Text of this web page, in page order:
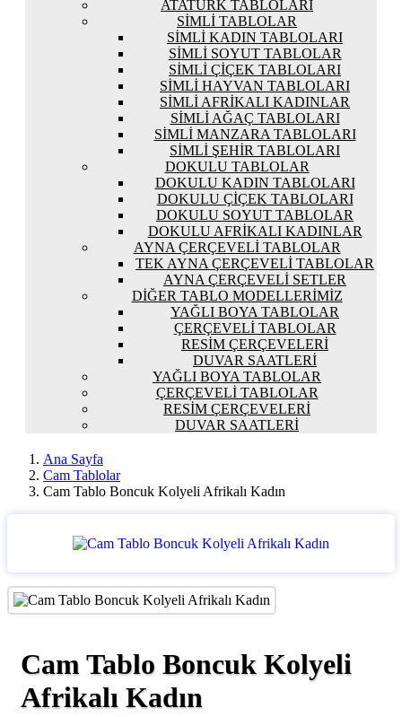
ATATÜRK TABLOLARI
SIMLI TABLOLAR
SIMLI KADIN TABLOLARI
SIMLI SOYUT TABLOLAR
SIMLI ÇIÇEK TABLOLARI
SIMLI HAYVAN TABLOLARI
SIMLI AFRIKALI KADINLAR
SIMLI AĞAÇ TABLOLARI
SIMLI MANZARA TABLOLARI
SIMLI ŞEHIR TABLOLARI
DOKULU TABLOLAR
DOKULU KADIN TABLOLARI
DOKULU ÇIÇEK TABLOLARI
DOKULU SOYUT TABLOLAR
DOKULU AFRIKALI KADINLAR
AYNA ÇERÇEVELI TABLOLAR
TEK AYNA ÇERÇEVELI TABLOLAR
AYNA ÇERÇEVELI SETLER
DIĞER TABLO MODELLERIMIZ
YAĞLI BOYA TABLOLAR
ÇERÇEVELI TABLOLAR
RESIM ÇERÇEVELERI
DUVAR SAATLERI
YAĞLI BOYA TABLOLAR
ÇERÇEVELI TABLOLAR
RESIM ÇERÇEVELERI
DUVAR SAATLERI
Ana Sayfa
Cam Tablolar
Cam Tablo Boncuk Kolyeli Afrikalı Kadın
Cam Tablo Boncuk Kolyeli
Afrikalı Kadın